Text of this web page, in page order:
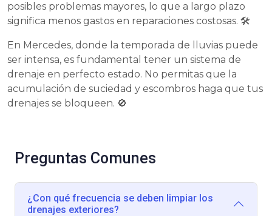
posibles problemas mayores, lo que a largo plazo
significa menos gastos en reparaciones costosas. 🛠️
En Mercedes, donde la temporada de lluvias puede
ser intensa, es fundamental tener un sistema de
drenaje en perfecto estado. No permitas que la
acumulación de suciedad y escombros haga que tus
drenajes se bloqueen. 🚫
Preguntas Comunes
¿Con qué frecuencia se deben limpiar los
drenajes exteriores?